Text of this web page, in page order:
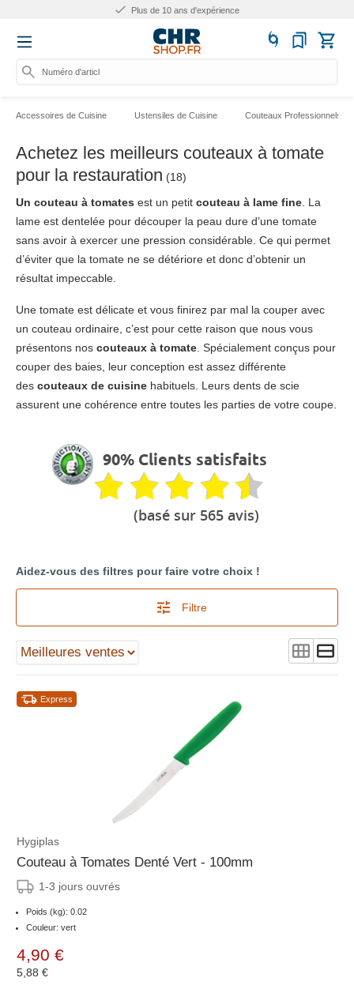
Plus de 10 ans d'expérience
Numéro d'article, caté
Accessoires de Cuisine Ustensiles de Cuisine Couteaux Professionnels
Achetez les meilleurs couteaux à tomate
pour la restauration (18)
Un couteau à tomates est un petit couteau à lame fine . La
lame est dentelée pour découper la peau dure d’une tomate
sans avoir à exercer une pression considérable. Ce qui permet
d’éviter que la tomate ne se détériore et donc d’obtenir un
résultat impeccable.
Une tomate est délicate et vous finirez par mal la couper avec
un couteau ordinaire, c’est pour cette raison que nous vous
présentons nos couteaux à tomate . Spécialement conçus pour
couper des baies, leur conception est assez différente
des couteaux de cuisine habituels. Leurs dents de scie
assurent une cohérence entre toutes les parties de votre coupe.
90% Clients satisfaits
(basé sur 565 avis)
Aidez-vous des filtres pour faire votre choix !
Filtre
Express
Hygiplas
Couteau à Tomates Denté Vert - 100mm
1-3 jours ouvrés
Poids (kg): 0.02
Couleur: vert
4,90 €
5,88 €